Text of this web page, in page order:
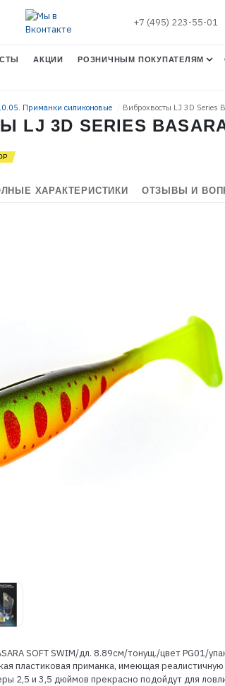
ВОЙТИ
+7 (495) 223-55-01
АКЦИИ РОЗНИЧНЫМ ПОКУПАТЕЛЯМ
Приманки силиконовые Виброхвосты LJ 3D Series
3D SERIES
ХАРАКТЕРИСТИКИ ОТЗЫВЫ И
SOFT SWIM/дл. 8.89см/тонущ./цвет PG01/
пластиковая приманка, имеющая
2,5 и 3,5 дюймов прекрасно подойдут для